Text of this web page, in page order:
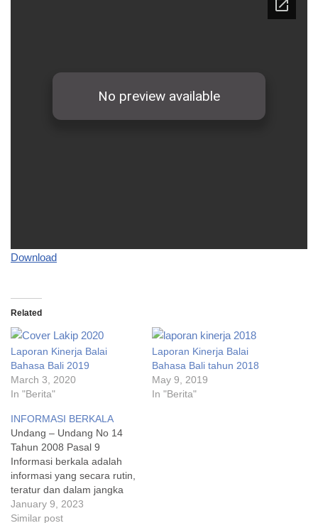
Download
Related
Laporan Kinerja Balai
Bahasa Bali 2019
March 3, 2020
In "Berita"
Laporan Kinerja Balai
Bahasa Bali tahun 2018
May 9, 2019
In "Berita"
INFORMASI BERKALA
Undang – Undang No 14
Tahun 2008 Pasal 9
Informasi berkala adalah
informasi yang secara rutin,
teratur dan dalam jangka
waktu tertentu
dipublikasikan.(1) Setiap
January 9, 2023
Similar post